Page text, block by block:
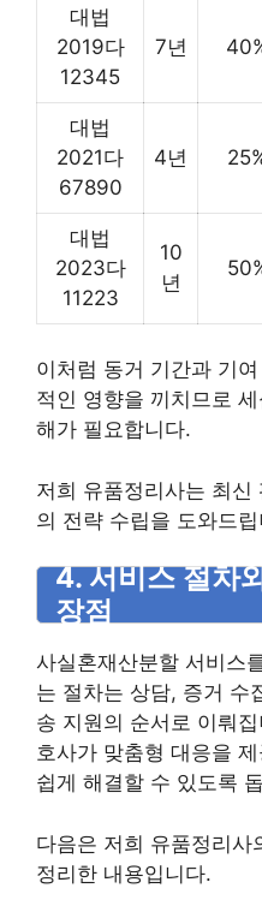
대법
2019다
12345
7년
대법
2021다
67890
4년
대법
2023다
11223
10
년
이처럼 동거 기간과 기
적인 영향을 끼치므로
해가 필요합니다.
저희 유품정리사는 최신
의 전략 수립을 도와드
4. 서비스 절차
장점
사실혼재산분할 서비스
는 절차는 상담, 증거 수
송 지원의 순서로 이뤄
호사가 맞춤형 대응을
쉽게 해결할 수 있도록
다음은 저희 유품정리사
정리한 내용입니다.